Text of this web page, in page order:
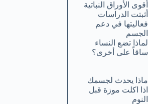
أقوى الأوراق النباتية
أثبتت الدراسات
فعاليتها في دعم
الجسم
لماذا تضع النساء
ساقاً على أخرى؟
ماذا يحدث لجسمك
اذا اكلت موزة قبل
النوم